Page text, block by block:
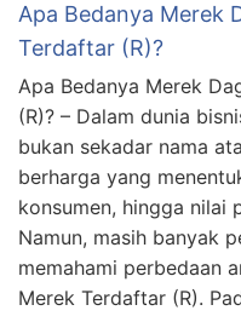
Apa Bedanya Merek
Terdaftar (R)?
Apa Bedanya Merek
(R)? – Dalam dunia
bukan sekadar nama
berharga yang
konsumen, hingga nilai
Namun, masih banyak
memahami perbedaan
Merek Terdaftar (R).